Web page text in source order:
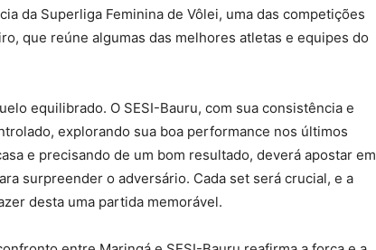
da Superliga Feminina de Vôlei, uma das competições
que reúne algumas das melhores atletas e equipes do
equilibrado. O SESI-Bauru, com sua consistência e
explorando sua boa performance nos últimos
e precisando de um bom resultado, deverá apostar em
surpreender o adversário. Cada set será crucial, e a
desta uma partida memorável.